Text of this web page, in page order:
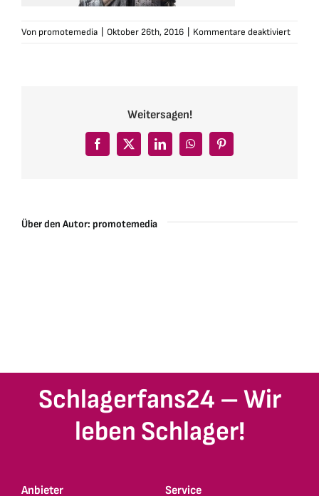
Von promotemedia | Oktober 26th, 2016 | Kommentare deaktiviertfür
Weitersagen!
Facebook
X LinkedInWhatsAppPinterest
Über den Autor: promotemedia
Schlagerfans24 – Wir
leben Schlager!
Anbieter Service